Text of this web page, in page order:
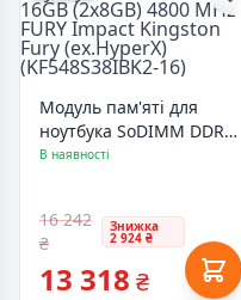
Модуль пам'яті для
ноутбука SoDIMM DDR5
16GB (2x8GB) 4800 MHz
(KF548S38IBK2-16)
В наявності
16 242
₴
Знижка
2 924 ₴
13 318 ₴